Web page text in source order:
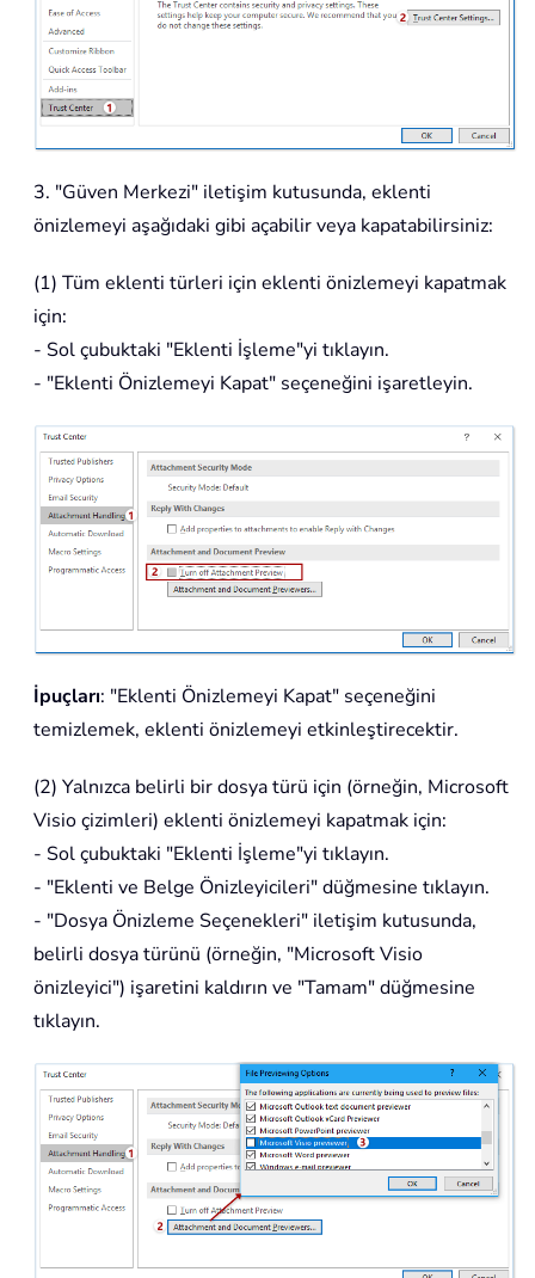
3. "Güven Merkezi" iletişim kutusunda, eklenti
önizlemeyi aşağıdaki gibi açabilir veya kapatabilirsiniz:
(1) Tüm eklenti türleri için eklenti önizlemeyi kapatmak
için:
- Sol çubuktaki "Eklenti İşleme"yi tıklayın.
- "Eklenti Önizlemeyi Kapat" seçeneğini işaretleyin.
İpuçları: "Eklenti Önizlemeyi Kapat" seçeneğini
temizlemek, eklenti önizlemeyi etkinleştirecektir.
(2) Yalnızca belirli bir dosya türü için (örneğin, Microsoft
Visio çizimleri) eklenti önizlemeyi kapatmak için:
- Sol çubuktaki "Eklenti İşleme"yi tıklayın.
- "Eklenti ve Belge Önizleyicileri" düğmesine tıklayın.
- "Dosya Önizleme Seçenekleri" iletişim kutusunda,
belirli dosya türünü (örneğin, "Microsoft Visio
önizleyici") işaretini kaldırın ve "Tamam" düğmesine
tıklayın.